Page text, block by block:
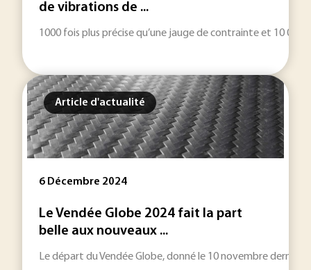
de vibrations de ...
1000 fois plus précise qu’une jauge de contrainte et 10 000
Article d'actualité
6 Décembre 2024
Le Vendée Globe 2024 fait la part
belle aux nouveaux ...
Le départ du Vendée Globe, donné le 10 novembre dernier,